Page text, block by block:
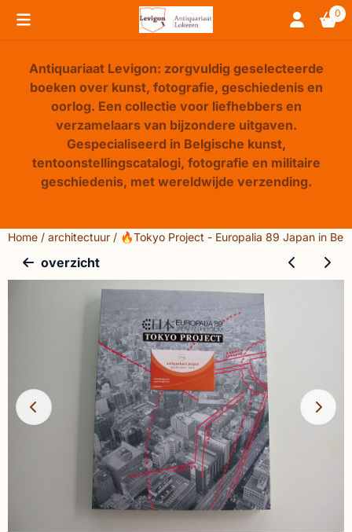
Cookievoorkeuren zijn beschikbaar. Kies instellingen of 0
Antiquariaat Levigon: zorgvuldig geselecteerde
boeken over kunst, fotografie, geschiedenis en
oorlog. Een collectie voor liefhebbers en
verzamelaars van bijzondere uitgaven.
Gespecialiseerd in Belgische kunst,
tentoonstellingscatalogi, fotografie en militaire
geschiedenis, met wereldwijde verzending.
Home / architectuur / 🔥Tokyo Project - Europalia 89 Japan in
overzicht